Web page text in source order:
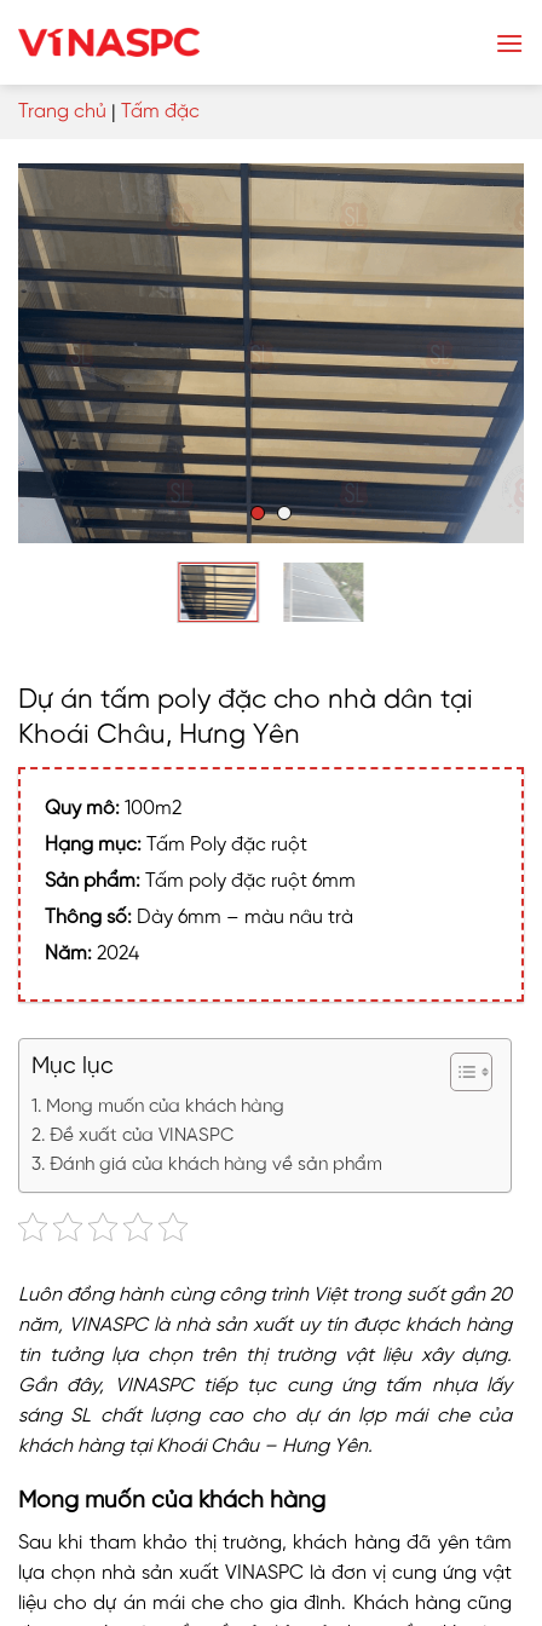
Trang chủ | Tấm đặc
Dự án tấm poly đặc cho nhà dân tại
Khoái Châu, Hưng Yên
Quy mô: 100m2
Hạng mục: Tấm Poly đặc ruột
Sản phẩm: Tấm poly đặc ruột 6mm
Thông số: Dày 6mm – màu nâu trà
Năm: 2024
Mục lục
Mong muốn của khách hàng
Đề xuất của VINASPC
Đánh giá của khách hàng về sản phẩm
Luôn đồng hành cùng công trình Việt trong suốt gần 20
năm, VINASPC là nhà sản xuất uy tín được khách hàng
tin tưởng lựa chọn trên thị trường vật liệu xây dựng.
Gần đây, VINASPC tiếp tục cung ứng tấm nhựa lấy
sáng SL chất lượng cao cho dự án lợp mái che của
khách hàng tại Khoái Châu – Hưng Yên.
Mong muốn của khách hàng
Sau khi tham khảo thị trường, khách hàng đã yên tâm
lựa chọn nhà sản xuất VINASPC là đơn vị cung ứng vật
liệu cho dự án mái che cho gia đình. Khách hàng cũng